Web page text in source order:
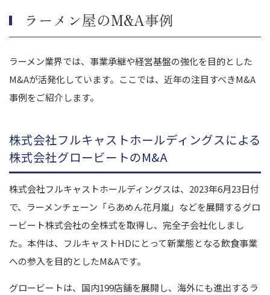
ラーメン屋のM&A事例
ラーメン業界では、事業承継や経営基盤の強化を目的とした
M&Aが活発化しています。ここでは、近年の注目すべきM&A
事例をご紹介します。
株式会社フルキャストホールディングスによる
株式会社グロービートのM&A
株式会社フルキャストホールディングスは、2023年6月23日付
で、ラーメンチェーン「らあめん花月嵐」などを展開するグロ
ービート株式会社の全株式を取得し、完全子会社化しまし
た。本件は、フルキャストHDにとって新業態となる飲食事業
への参入を目的としたM&Aです。
グロービートは、国内199店舗を展開し、海外にも進出するラ